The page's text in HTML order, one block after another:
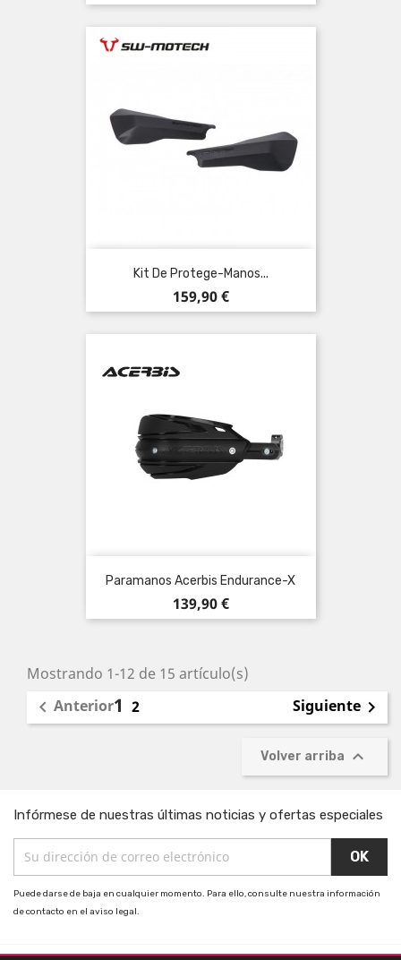
Kit De Protege-Manos...
Precio
159,90 €
Paramanos Acerbis Endurance-X
Precio
139,90 €
Mostrando 1-12 de 15 artículo(s)
 Anterior1 2 Siguiente 
Volver arriba 
Infórmese de nuestras últimas noticias y ofertas especiales
Puede darse de baja en cualquier momento. Para ello, consulte nuestra información
de contacto en el aviso legal.